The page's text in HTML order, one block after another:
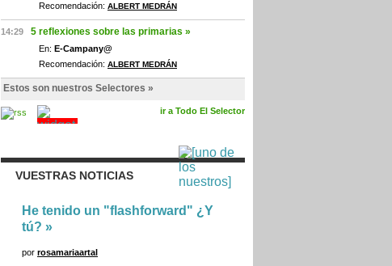
Recomendación: ALBERT MEDRÁN
14:29 5 reflexiones sobre las primarias »
En: E-Campany@
Recomendación: ALBERT MEDRÁN
Estos son nuestros Selectores »
ir a Todo El Selector
VUESTRAS NOTICIAS
He tenido un "flashforward" ¿Y
tú? »
por rosamariaartal